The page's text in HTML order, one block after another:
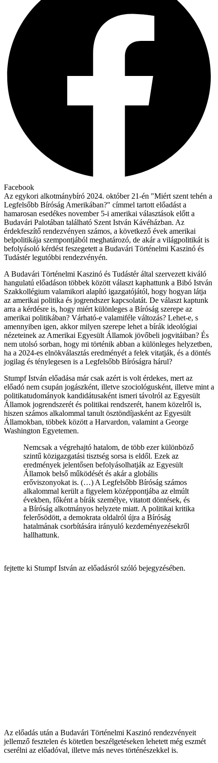
Facebook
Az egykori alkotmánybíró 2024. október 21-én "Miért szent tehén a
Legfelsőbb Bíróság Amerikában?" címmel tartott előadást a
hamarosan esedékes november 5-i amerikai választások előtt a
Budavári Palotában található Szent István Kávéházban. Az
érdekfeszítő rendezvényen számos, a következő évek amerikai
belpolitikája szempontjából meghatározó, de akár a világpolitikát is
befolyásoló kérdést feszegetett a Budavári Történelmi Kaszinó és
Tudástér legutóbbi rendezvényén.
A Budavári Történelmi Kaszinó és Tudástér által szervezett kiváló
hangulatú előadáson többek között választ kaphattunk a Bibó István
Szakkollégium valamikori alapító igazgatójától, hogy hogyan látja
az amerikai politika és jogrendszer kapcsolatát. De választ kaptunk
arra a kérdésre is, hogy miért különleges a Bíróság szerepe az
amerikai politikában? Várható-e valamiféle változás? Lehet-e, s
amennyiben igen, akkor milyen szerepe lehet a bírák ideológiai
nézeteinek az Amerikai Egyesült Államok jövőbeli jogvitáiban? És
nem utolsó sorban, hogy mi történik abban a különleges helyzetben,
ha a 2024-es elnökválasztás eredményét a felek vitatják, és a döntés
jogilag és ténylegesen is a Legfelsőbb Bíróságra hárul?
Stumpf István előadása már csak azért is volt érdekes, mert az
előadó nem csupán jogászként, illetve szociológusként, illetve mint a
politikatudományok kandidátusaként ismeri távolról az Egyesült
Államok jogrendszerét és politikai rendszerét, hanem közelről is,
hiszen számos alkalommal tanult ösztöndíjasként az Egyesült
Államokban, többek között a Harvardon, valamint a George
Washington Egyetemen.
Nemcsak a végrehajtó hatalom, de több ezer különböző
szintű közigazgatási tisztség sorsa is eldől. Ezek az
eredmények jelentősen befolyásolhatják az Egyesült
Államok belső működését és akár a globális
erőviszonyokat is. (…) A Legfelsőbb Bíróság számos
alkalommal került a figyelem középpontjába az elmúlt
években, főként a bírák személye, vitatott döntések, és
a Bíróság alkotmányos helyzete miatt. A politikai kritika
felerősödött, a demokrata oldalról újra a Bíróság
hatalmának csorbítására irányuló kezdeményezésekről
hallhattunk.
fejtette ki Stumpf István az előadásról szóló bejegyzésében.
Az előadás után a Budavári Történelmi Kaszinó rendezvényeit
jellemző fesztelen és kötetlen beszélgetéseken lehetett még eszmét
cserélni az előadóval, illetve más neves történészekkel is.